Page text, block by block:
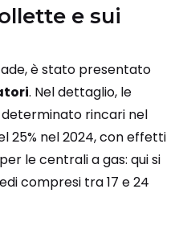
e sui
è stato presentato
. Nel dettaglio, le
rincari nel
25% nel 2024, con effetti
le centrali a gas: qui si
compresi tra 17 e 24